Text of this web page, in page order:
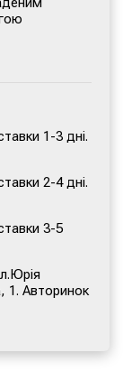
1-3 дні.
2-4 дні.
3-5
1. Авторинок